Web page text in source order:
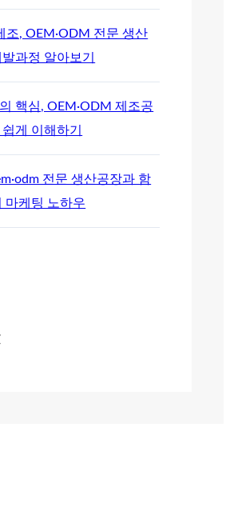
조, OEM·ODM 전문 생산
과정 알아보기
핵심, OEM·ODM 제조공
게 이해하기
전문 생산공장과 함
마케팅 노하우